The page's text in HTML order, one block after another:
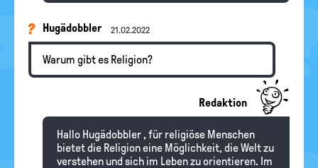
Hugädobbler 21.02.2022
Warum gibt es Religion?
Redaktion
Hallo Hugädobbler , für religiöse Menschen
bietet die Religion eine Möglichkeit, die Welt zu
verstehen und sich im Leben zu orientieren. Im